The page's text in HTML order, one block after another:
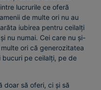
lucrurile ce oferă
de multe ori nu au
iubirea pentru ceilalți
nu numai. Cei care nu și-
ori că generozitatea
pe ceilalți, pe de
doar să oferi, ci și să